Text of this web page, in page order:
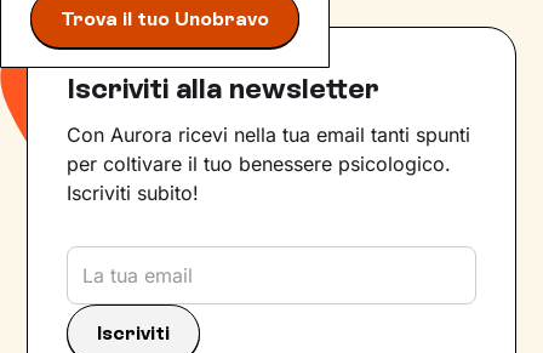
Trova il tuo Unobravo
Iscriviti alla newsletter
Con Aurora ricevi nella tua email tanti spunti
per coltivare il tuo benessere psicologico.
Iscriviti subito!